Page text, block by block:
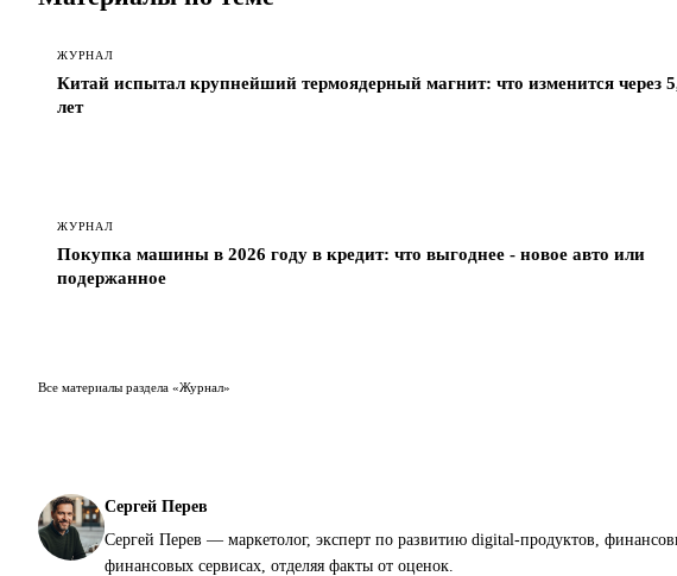
ЖУРНАЛ
Китай испытал крупнейший термоядерный магнит: что изменится через
лет
ЖУРНАЛ
Покупка машины в 2026 году в кредит: что выгоднее - новое авто или
подержанное
Все материалы раздела «Журнал»
Сергей Перев
Сергей Перев — маркетолог, эксперт по развитию digital-продуктов,
финансовых сервисах, отделяя факты от оценок.